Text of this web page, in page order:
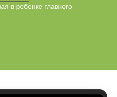
в ребенке главного